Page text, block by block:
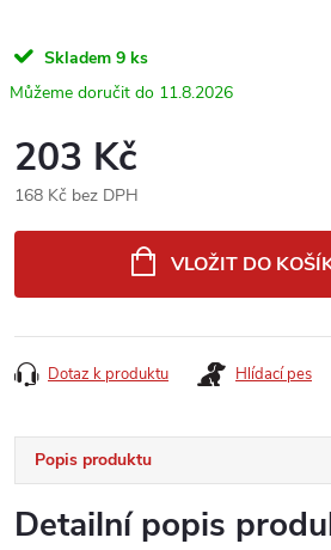
Skladem 9 ks
11.8.2026
203 Kč
168 Kč bez DPH
VLOŽIT DO
Dotaz k produktu Hlídací pes
Popis produktu
Detailní popis